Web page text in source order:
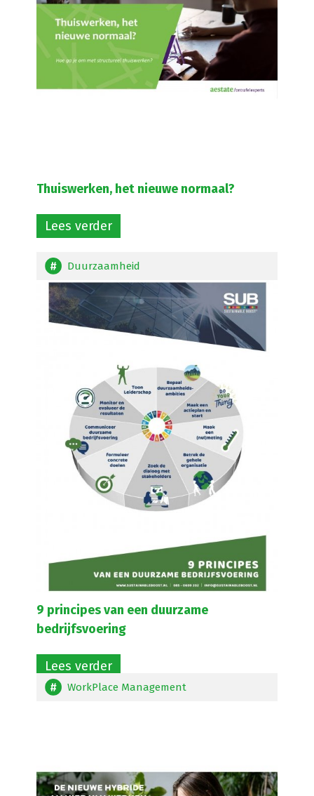
Thuiswerken, het nieuwe normaal?
Lees verder
Duurzaamheid
9 principes van een duurzame
bedrijfsvoering
Lees verder
WorkPlace Management